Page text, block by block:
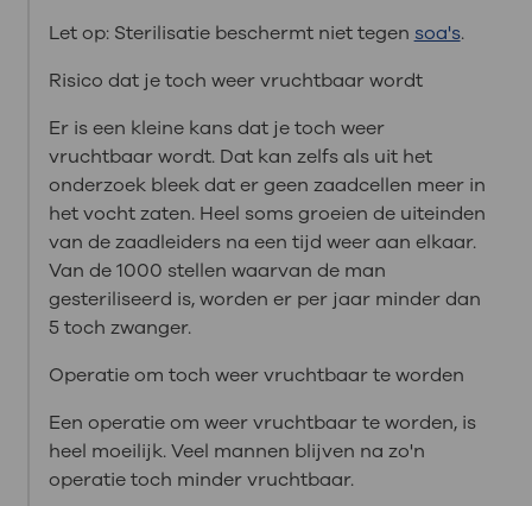
Let op: Sterilisatie beschermt niet tegen soa's.
Risico dat je toch weer vruchtbaar wordt
Er is een kleine kans dat je toch weer
vruchtbaar wordt. Dat kan zelfs als uit het
onderzoek bleek dat er geen zaadcellen meer in
het vocht zaten. Heel soms groeien de uiteinden
van de zaadleiders na een tijd weer aan elkaar.
Van de 1000 stellen waarvan de man
gesteriliseerd is, worden er per jaar minder dan
5 toch zwanger.
Operatie om toch weer vruchtbaar te worden
Een operatie om weer vruchtbaar te worden, is
heel moeilijk. Veel mannen blijven na zo'n
operatie toch minder vruchtbaar.